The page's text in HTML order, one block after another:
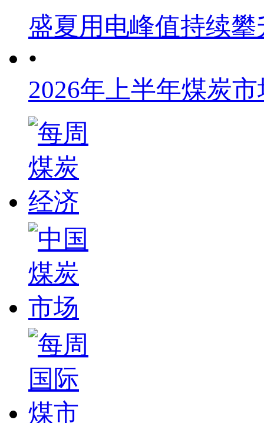
盛夏用电峰值持续
•
2026年上半年煤炭